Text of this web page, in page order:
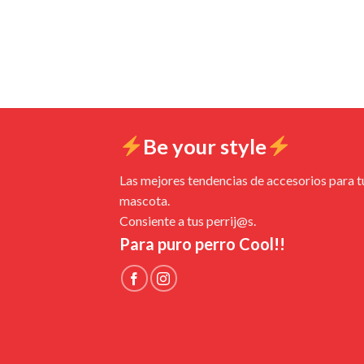
Be your style
Las mejores tendencias de accesorios para
mascota.
Consiente a tus perrij@s.
Para puro perro Cool!!